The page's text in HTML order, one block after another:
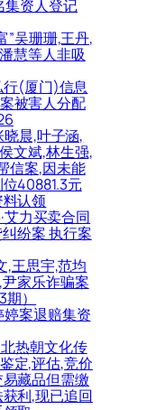
集资人登记
”吴珊珊,王丹,
慧等人非吸
行(厦门)信息
被害人分配
晓晨,叶子涵,
文斌,林生强,
信案,因未能
40881.3元
认领
艾力买卖合同
纷案 执行案
,王思宇,范均
家乐诈骗案
）
婷案退赔集资
热朝文化传
定,评估,竞价
藏品但需缴
利,现已追回